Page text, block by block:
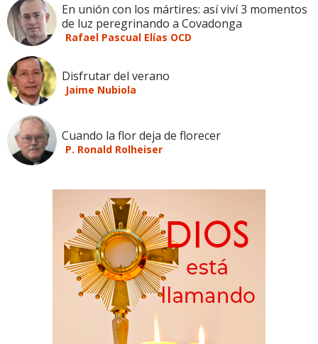
En unión con los mártires: así viví 3 momentos
de luz peregrinando a Covadonga
Rafael Pascual Elías OCD
Disfrutar del verano
Jaime Nubiola
Cuando la flor deja de florecer
P. Ronald Rolheiser